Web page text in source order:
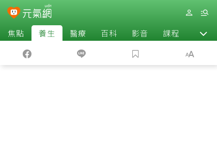
焦點 養生 醫療 百科 影音 課程 退休